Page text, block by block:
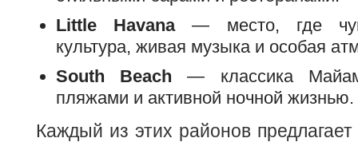
Little Havana— место, где
культура, живая музыка и особая
South Beach — классика
пляжами и активной ночной жизнью.
Каждый из этих районов